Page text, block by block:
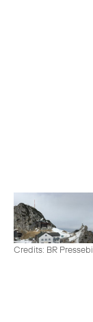
Credits: BR